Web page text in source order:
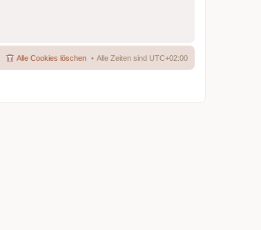
Alle Zeiten sind UTC+02:00
Alle Cookies löschen